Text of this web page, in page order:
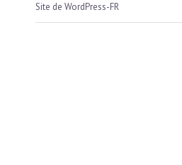
Site de WordPress-FR